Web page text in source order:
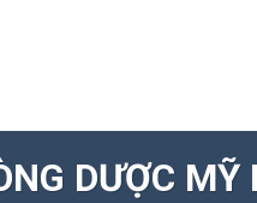
DƯỢC